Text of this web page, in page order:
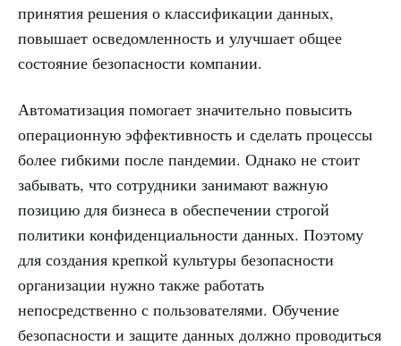
принятия решения о классификации данных,
повышает осведомленность и улучшает общее
состояние безопасности компании.
Автоматизация помогает значительно повысить
операционную эффективность и сделать процессы
более гибкими после пандемии. Однако не стоит
забывать, что сотрудники занимают важную
позицию для бизнеса в обеспечении строгой
политики конфиденциальности данных. Поэтому
для создания крепкой культуры безопасности
организации нужно также работать
непосредственно с пользователями. Обучение
безопасности и защите данных должно проводиться